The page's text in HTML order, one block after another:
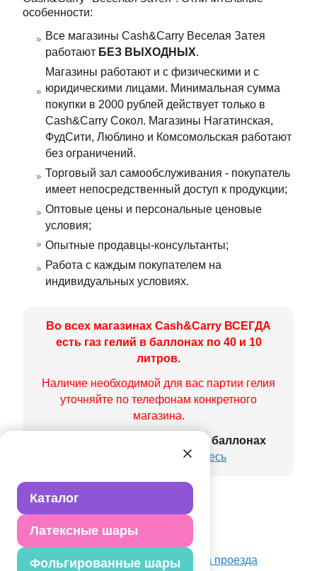
Каталог
Латексные шары
Фольгированные шары
особенности:
Все магазины Cash&Carry Веселая Затея
работают БЕЗ ВЫХОДНЫХ.
Магазины работают и с физическими и с
юридическими лицами. Минимальная сумма
покупки в 2000 рублей действует только в
Cash&Carry Сокол. Магазины Нагатинская,
ФудСити, Люблино и Комсомольская работают
без ограничений.
Торговый зал самообслуживания - покупатель
имеет непосредственный доступ к продукции;
Оптовые цены и персональные ценовые
условия;
Опытные продавцы-консультанты;
Работа с каждым покупателем на
индивидуальных условиях.
Во всех магазинах Cash&Carry ВСЕГДА
есть газ гелий в баллонах по 40 и 10
литров.
Наличие необходимой для вас партии гелия
уточняйте по телефонам конкретного
магазина.
гелия в баллонах
можно ознакомится
здесь
Контакты, часы работы и схема проезда